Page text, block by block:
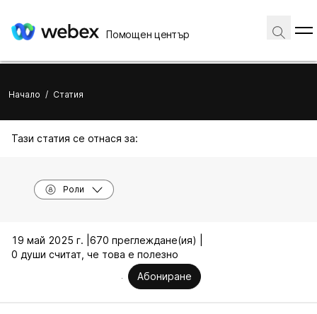
Помощен център
Начало / Статия
Тази статия се отнася за:
Роли
19 май 2025 г. | 670 преглеждане(ия) |
0 души считат, че това е полезно
Абониране